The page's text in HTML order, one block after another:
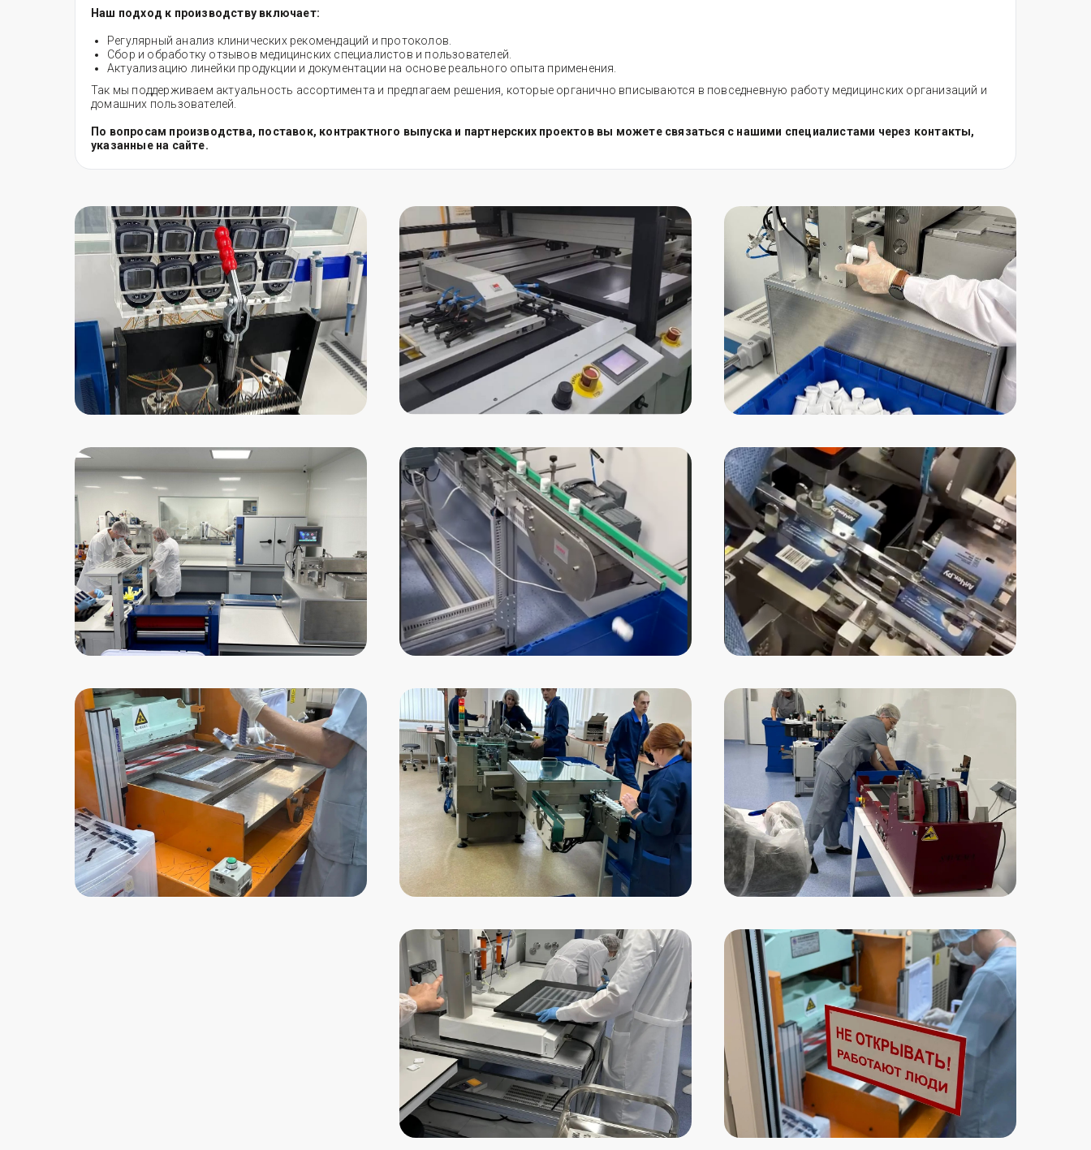
Наш подход к производству включает:
Регулярный анализ клинических рекомендаций и протоколов.​
Сбор и обработку отзывов медицинских специалистов и пользователей.
Актуализацию линейки продукции и документации на основе реального опыта применения.
Так мы поддерживаем актуальность ассортимента и предлагаем решения, которые органично вписываются в повседневную работу медицинских организаций и
домашних пользователей.
По вопросам производства, поставок, контрактного выпуска и партнерских проектов вы можете связаться с нашими специалистами через контакты,
указанные на сайте.